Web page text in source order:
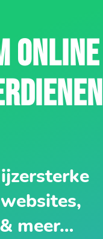
ONLINE
meer…